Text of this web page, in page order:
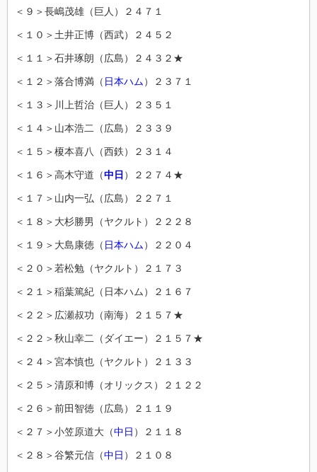
＜９＞長嶋茂雄（巨人）２４７１
＜１０＞土井正博（西武）２４５２
＜１１＞石井琢朗（広島）２４３２★
＜１２＞落合博満（ 日本ハム）２３７１
＜１３＞川上哲治（巨人）２３５１
＜１４＞山本浩二（広島）２３３９
＜１５＞榎本喜八（西鉄）２３１４
＜１６＞高木守道（中日 ）２２７４★
＜１７＞山内一弘（広島）２２７１
＜１８＞大杉勝男（ヤクルト）２２２８
＜１９＞大島康徳（ 日本ハム）２２０４
＜２０＞若松勉（ヤクルト）２１７３
＜２１＞稲葉篤紀（日本ハム）２１６７
＜２２＞広瀬叔功（南海）２１５７★
＜２２＞秋山幸二（ダイエー）２１５７★
＜２４＞宮本慎也（ヤクルト）２１３３
＜２５＞清原和博（オリックス）２１２２
＜２６＞前田智徳（広島）２１１９
＜２７＞小笠原道大（中日 ）２１１８
＜２８＞谷繁元信（中日 ）２１０８